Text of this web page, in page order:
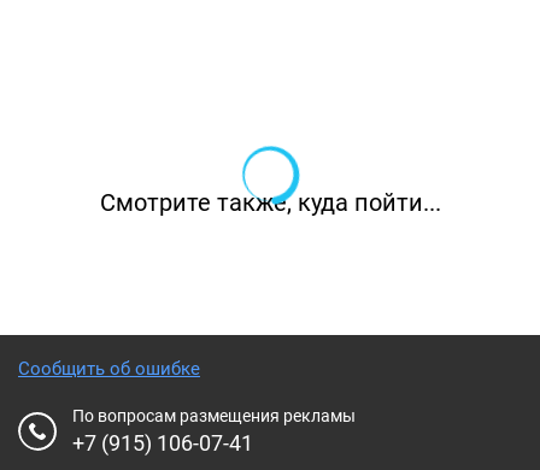
Смотрите также, куда пойти...
Сообщить об ошибке
По вопросам размещения рекламы
+7 (915) 106-07-41